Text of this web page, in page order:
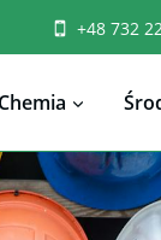
+48 732
Chemia